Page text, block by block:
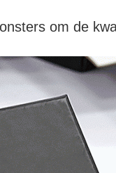
om de